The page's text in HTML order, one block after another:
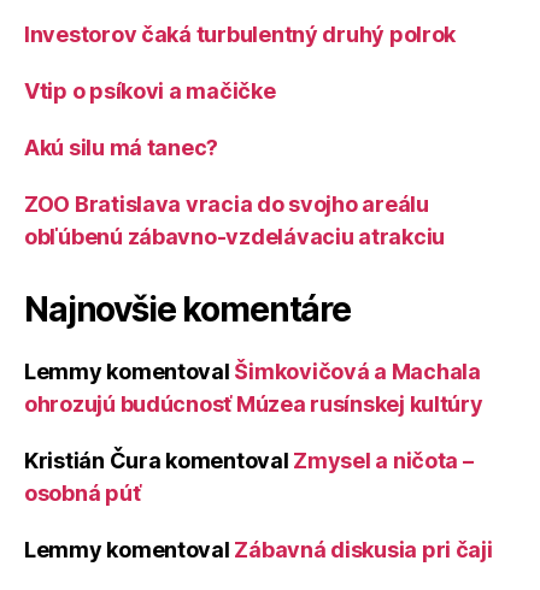
Investorov čaká turbulentný druhý polrok
Vtip o psíkovi a mačičke
Akú silu má tanec?
ZOO Bratislava vracia do svojho areálu
obľúbenú zábavno-vzdelávaciu atrakciu
Najnovšie komentáre
Lemmy komentoval Šimkovičová a Machala
ohrozujú budúcnosť Múzea rusínskej kultúry
Kristián Čura komentoval Zmysel a ničota –
osobná púť
Lemmy komentoval Zábavná diskusia pri čaji